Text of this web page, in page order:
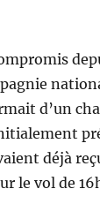
d’un
déjà
le vol de